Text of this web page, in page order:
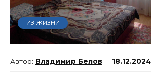
ИЗ ЖИЗНИ
Владимир Белов